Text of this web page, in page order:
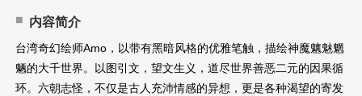
内容简介
台湾奇幻绘师Amo，以带有黑暗风格的优雅笔触，描绘神魔魑魅魍
魉的大千世界。以图引文，望文生义，道尽世界善恶二元的因果循
环。六朝志怪，不仅是古人充沛情感的异想，更是各种渴望的寄发